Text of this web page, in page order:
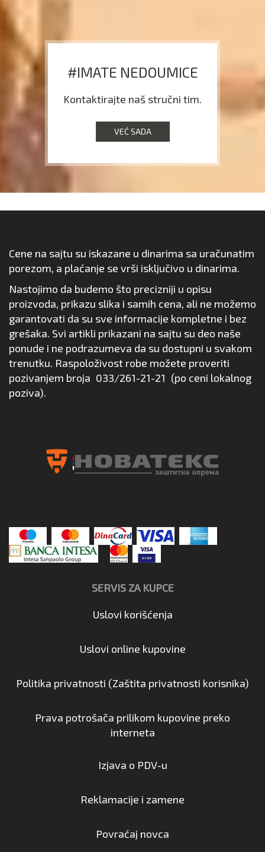
#IMATE NEDOUMICE
Kontaktirajte naš stručni tim.
VEĆ SADA
Cene na sajtu su iskazane u dinarima sa uračunatim
porezom, a plaćanje se vrši isključivo u dinarima.
Nastojimo da budemo što precizniji u opisu
proizvoda, prikazu slika i samih cena, ali ne možemo
garantovati da su sve informacije kompletne i bez
grešaka. Svi artikli prikazani na sajtu su deo naše
ponude i ne podrazumeva da su dostupni u svakom
trenutku. Raspoloživost robe možete proveriti
pozivanjem broja 033/261-21-21 (po ceni lokalnog
poziva).
SERVIS ZA KUPCE
Uslovi korišćenja
Uslovi online kupovine
Politika privatnosti (Zaštita privatnosti korisnika)
Prava potrošača prilikom kupovine preko
interneta
Izjava o PDV-u
Reklamacije i zamene
Povraćaj novca